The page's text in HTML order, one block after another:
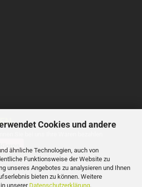
Cookies und andere
ähnliche Technologien, auch von
Funktionsweise der Website zu
unseres Angebotes zu analysieren und Ihnen
bieten zu können. Weitere
unserer Datenschutzerklärung.
Sie bei uns Ihre Waren bezahlen